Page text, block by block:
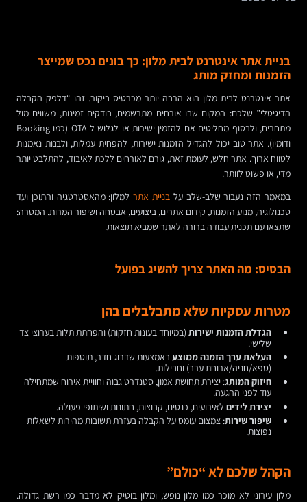
בניית אתר אינטרנט לבית מלון: כך בונים נכס שמייצר
הזמנות ומחזק מותג
אתר אינטרנט לבית מלון הוא הרבה יותר מכרטיס ביקור. זהו “דלפק הקבלה
הדיגיטלי” שלכם: המקום שבו אורחים מתרשמים, בודקים זמינות, משווים מול
מתחרים, ולבסוף מחליטים אם להזמין ישירות או לגלוש ל-OTA (כמו Booking
ודומיו). אתר טוב יכול להגדיל הזמנות ישירות, להפחית עמלות, ולבנות נאמנות
לטווח ארוך. אתר חלש, לעומת זאת, גורם לאורחים ללכת לאיבוד, להתלבט יותר
מדי, או פשוט לוותר.
במאמר הזה נעבור שלב-שלב על בניית אתרלמלון: מהאסטרטגיה והתוכן ועד
טכנולוגיה, מנוע הזמנות, קידום אתרים, ביצועים, אבטחה ושיפור המרות. המטרה:
שתצאו עם תכנית עבודה ברורה לאתר שמביא תוצאות.
הבסיס: מה האתר צריך להשיג בפועל
מטרות עסקיות שלא מתבלבלים בהן
הגדלת הזמנות ישירות (במיוחד בעונות חזקות) והפחתת תלות בערוצי צד
שלישי.
העלאת ערך הזמנה ממוצעבאמצעות שדרוג חדר, תוספות
(ספא/חניה/ארוחת ערב) וחבילות.
חיזוק המותג: יצירת תחושת אמון, סטנדרט גבוה וחוויית אירוח שמתחילה
עוד לפני ההגעה.
יצירת לידים לאירועים, כנסים, קבוצות, חתונות ושיתופי פעולה.
שיפור שירות: צמצום עומס על הקבלה בעזרת תשובות מהירות לשאלות
נפוצות.
הקהל שלכם לא “כולם”
מלון עירוני לא מוכר כמו מלון נופש, ומלון בוטיק לא מדבר כמו רשת גדולה.